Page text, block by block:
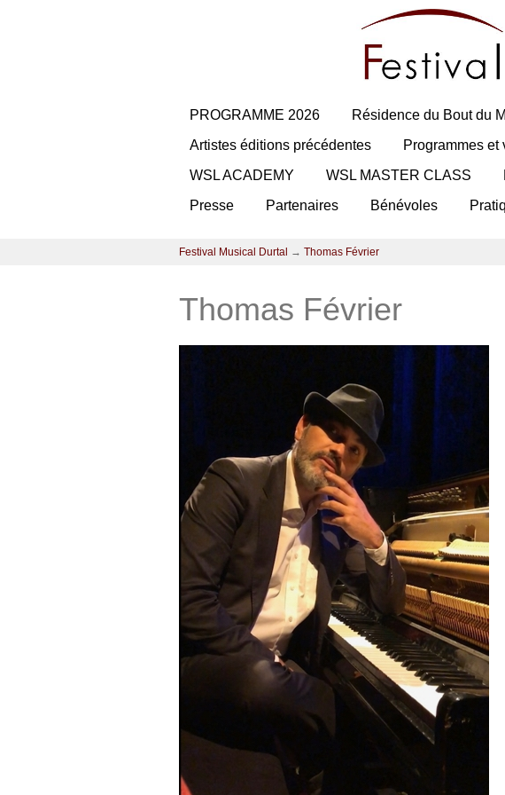
PROGRAMME 2026 Résidence du Bout du
Artistes éditions précédentes
Programmes et
WSL ACADEMY
WSL MASTER CLASS
Presse
Partenaires Bénévoles
Festival Musical Durtal → Thomas Février
Thomas Février